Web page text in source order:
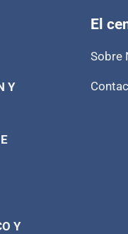
Y
Y
El
Sobre